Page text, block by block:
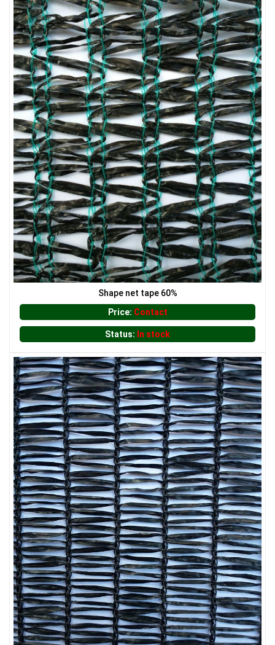
LƯỚI CHẮN CÔN TRÙNG
LƯỚI CHE NẮNG
LƯỚI CHẮN ĐỘNG VẬT
LƯỚI XÂY DỰNG
LƯỚI NUÔI TRỒNG HẢI SẢN
LƯỚI CHẮN GIÓ
LƯỚI CHẮN CÔN TRÙNG
Shape net tape 60%
Price: Contact
Status: In stock